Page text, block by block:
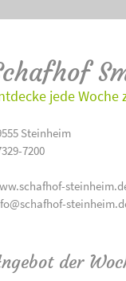
jede
Steinheim
7200
der